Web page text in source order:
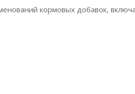
кормовых добавок,